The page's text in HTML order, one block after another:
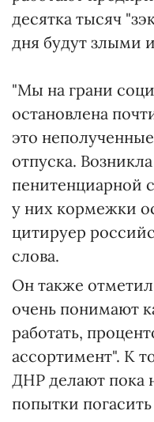
десятка тысяч
дня будут злыми
"Мы на грани
остановлена
это
отпуска.
пенитенциарной
у них кормежки
цитируер
слова.
Он также
очень понимают
работать,
ассортимент". К
ДНР делают пока
попытки